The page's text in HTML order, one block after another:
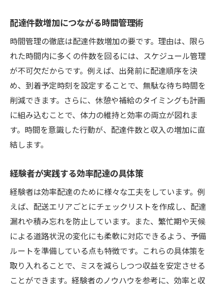
配達件数増加につながる時間管理術
時間管理の徹底は配達件数増加の要です。理由は、限ら
れた時間内に多くの件数を回るには、スケジュール管理
が不可欠だからです。例えば、出発前に配達順序を決
め、到着予定時刻を設定することで、無駄な待ち時間を
削減できます。さらに、休憩や補給のタイミングも計画
に組み込むことで、体力の維持と効率の両立が図れま
す。時間を意識した行動が、配達件数と収入の増加に直
結します。
経験者が実践する効率配達の具体策
経験者は効率配達のために様々な工夫をしています。例
えば、配送エリアごとにチェックリストを作成し、配達
漏れや積み忘れを防止しています。また、繁忙期や天候
による道路状況の変化にも柔軟に対応できるよう、予備
ルートを準備している点も特徴です。これらの具体策を
取り入れることで、ミスを減らしつつ収益を安定させる
ことができます。経験者のノウハウを参考に、効率と収